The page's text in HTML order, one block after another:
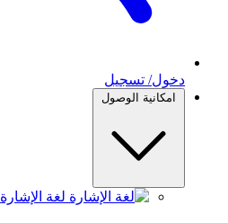
دخول/ تسجيل
امكانية الوصول
لغة الإشارة